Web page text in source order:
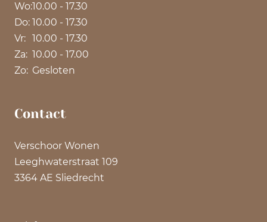
Contact
Verschoor Wonen
Leeghwaterstraat 109
3364 AE Sliedrecht
Wo:
Do:
Vr:
Za:
Zo:
10.00 - 17.30
10.00 - 17.30
10.00 - 17.30
10.00 - 17.00
Gesloten